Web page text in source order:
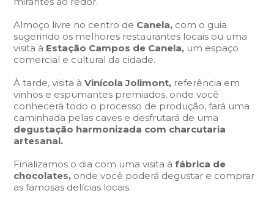
Almoço livre no centro de Canela, com o guia
sugerindo os melhores restaurantes locais ou uma
visita à Estação Campos de Canela, um espaço
comercial e cultural da cidade.
À tarde, visita àVinícola Jolimont, referência em
vinhos e espumantes premiados, onde você
conhecerá todo o processo de produção, fará uma
caminhada pelas caves e desfrutará de uma
degustação harmonizada com charcutaria
artesanal.
Finalizamos o dia com uma visita àfábrica de
chocolates, onde você poderá degustar e comprar
as famosas delícias locais.